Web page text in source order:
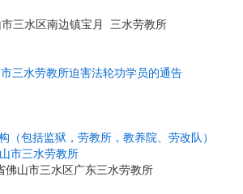
三水区南边镇宝月 三水劳教所
三水劳教所迫害法轮功学员的通告
（包括监狱，劳教所，教养院、劳改队）
市三水劳教所
佛山市三水区广东三水劳教所